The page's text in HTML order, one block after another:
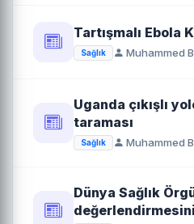
Tartışmalı Ebola
Sağlık Muhammed
Uganda çıkışlı
taraması
Sağlık Muhammed
Dünya Sağlık